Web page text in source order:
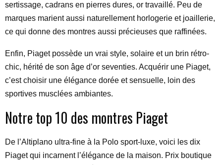
sertissage, cadrans en pierres dures, or travaillé. Peu de
marques marient aussi naturellement horlogerie et joaillerie,
ce qui donne des montres aussi précieuses que raffinées.
Enfin, Piaget possède un vrai style, solaire et un brin rétro-
chic, hérité de son âge d’or seventies. Acquérir une Piaget,
c’est choisir une élégance dorée et sensuelle, loin des
sportives musclées ambiantes.
Notre top 10 des montres Piaget
De l’Altiplano ultra-fine à la Polo sport-luxe, voici les dix
Piaget qui incarnent l’élégance de la maison. Prix boutique